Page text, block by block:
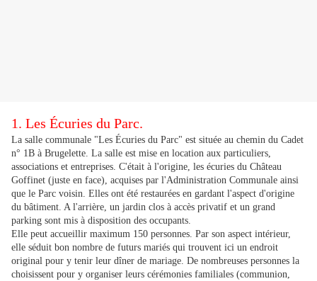
1. Les Écuries du Parc.
La salle communale "Les Écuries du Parc" est située au chemin du Cadet
n° 1B à Brugelette. La salle est mise en location aux particuliers,
associations et entreprises. C'était à l'origine, les écuries du Château
Goffinet (juste en face), acquises par l'Administration Communale ainsi
que le Parc voisin. Elles ont été restaurées en gardant l'aspect d'origine
du bâtiment. A l'arrière, un jardin clos à accès privatif et un grand
parking sont mis à disposition des occupants.
Elle peut accueillir maximum 150 personnes. Par son aspect intérieur,
elle séduit bon nombre de futurs mariés qui trouvent ici un endroit
original pour y tenir leur dîner de mariage. De nombreuses personnes la
choisissent pour y organiser leurs cérémonies familiales (communion,